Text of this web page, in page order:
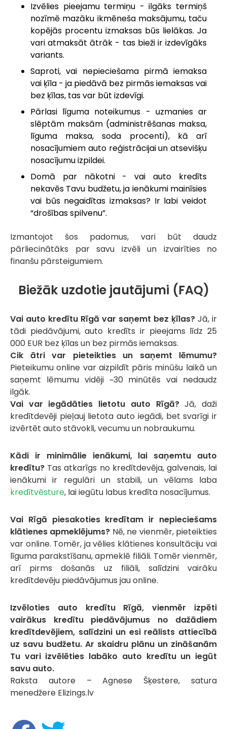
Izvēlies pieejamu termiņu - ilgāks termiņš
nozīmē mazāku ikmēneša maksājumu, taču
kopējās procentu izmaksas būs lielākas. Ja
vari atmaksāt ātrāk - tas bieži ir izdevīgāks
variants.
Saproti, vai nepieciešama pirmā iemaksa
vai ķīla - ja piedāvā bez pirmās iemaksas vai
bez ķīlas, tas var būt izdevīgi.
Pārlasi līguma noteikumus - uzmanies ar
slēptām maksām (administrēšanas maksa,
līguma maksa, soda procenti), kā arī
nosacījumiem auto reģistrācijai un atsevišķu
nosacījumu izpildei.
Domā par nākotni - vai auto kredīts
nekavēs Tavu budžetu, ja ienākumi mainīsies
vai būs negaidītas izmaksas? Ir labi veidot
“drošības spilvenu”.
Izmantojot šos padomus, vari būt daudz
pārliecinātāks par savu izvēli un izvairīties no
finanšu pārsteigumiem.
Biežāk uzdotie jautājumi (FAQ)
Vai auto kredītu Rīgā var saņemt bez ķīlas? Jā, ir
tādi piedāvājumi, auto kredīts ir pieejams līdz 25
000 EUR bez ķīlas un bez pirmās iemaksas.
Cik ātri var pieteikties un saņemt lēmumu?
Pieteikumu online var aizpildīt pāris minūšu laikā un
saņemt lēmumu vidēji ~30 minūtēs vai nedaudz
ilgāk.
Vai var iegādāties lietotu auto Rīgā?Jā, daži
kredītdevēji pieļauj lietota auto iegādi, bet svarīgi ir
izvērtēt auto stāvokli, vecumu un nobraukumu.
Kādi ir minimālie ienākumi, lai saņemtu auto
kredītu? Tas atkarīgs no kredītdevēja, galvenais, lai
ienākumi ir regulāri un stabili, un vēlams laba
kredītvēsture, lai iegūtu labus kredīta nosacījumus.
Vai Rīgā piesakoties kredītam ir nepieciešams
klātienes apmeklējums? Nē, ne vienmēr, pieteikties
var online. Tomēr, ja vēlies klātienes konsultāciju vai
līguma parakstīšanu, apmeklē filiāli. Tomēr vienmēr,
arī pirms došanās uz filiāli, salīdzini vairāku
kredītdevēju piedāvājumus jau online.
Izvēloties auto kredītu Rīgā, vienmēr izpēti
vairākus kredītu piedāvājumus no dažādiem
kredītdevējiem, salīdzini un esi reālists attiecībā
uz savu budžetu. Ar skaidru plānu un zināšanām
Tu vari izvēlēties labāko auto kredītu un iegūt
savu auto.
Raksta autore – Agnese Šķestere, satura
menedžere Elizings.lv